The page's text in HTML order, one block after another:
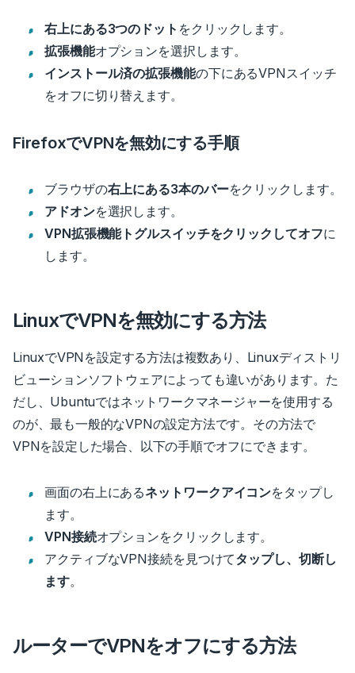
右上にある3つのドット をクリックします。
拡張機能オプションを選択します。
インストール済の拡張機能の下にあるVPNスイッチ
をオフに切り替えます。
FirefoxでVPNを無効にする手順
ブラウザの右上にある3本のバーをクリックします。
アドオンを選択します。
VPN拡張機能トグルスイッチをクリックしてオフに
します。
LinuxでVPNを無効にする方法
LinuxでVPNを設定する方法は複数あり、Linuxディストリ
ビューションソフトウェアによっても違いがあります。た
だし、Ubuntuではネットワークマネージャーを使用する
のが、最も一般的なVPNの設定方法です。その方法で
VPNを設定した場合、以下の手順でオフにできます。
画面の右上にあるネットワークアイコンをタップし
ます。
VPN接続オプションをクリックします。
アクティブなVPN接続を見つけてタップし、切断し
ます。
ルーターでVPNをオフにする方法